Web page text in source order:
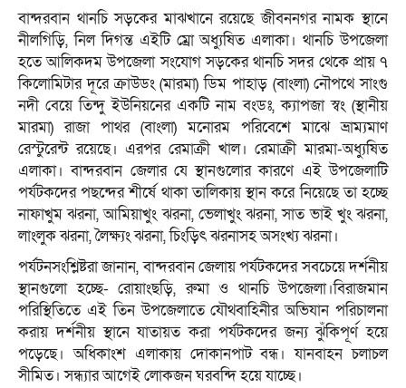
বান্দরবান থানচি সড়কের মাঝখানে রয়েছে জীবননগর নামক স্থানে
নীলগিড়ি, নিল দিগন্ত এইটি ম্রো অধ্যুষিত এলাকা। থানচি উপজেলা
হতে আলিকদম উপজেলা সংযোগ সড়কের থানচি সদর থেকে প্রায় ৭
কিলোমিটার দূরে ক্রাউডং (মারমা) ডিম পাহাড় (বাংলা) নৌপথে সাংগু
নদী বেয়ে তিন্দু ইউনিয়নের একটি নাম বংডঃ, ক্যাপজা স্বং (স্থানীয়
মারমা) রাজা পাথর (বাংলা) মনোরম পরিবেশে মাঝে ভ্রাম্যমাণ
রেস্টুরেন্ট রয়েছে। এরপর রেমাক্রী খাল। রেমাক্রী মারমা-অধ্যুষিত
এলাকা। বান্দরবান জেলার যে স্থানগুলোর কারণে এই উপজেলাটি
পর্যটকদের পছন্দের শীর্ষে থাকা তালিকায় স্থান করে নিয়েছে তা হচ্ছে
নাফাখুম ঝরনা, আমিয়াখুং ঝরনা, ভেলাখুং ঝরনা, সাত ভাই খুং ঝরনা,
লাংলুক ঝরনা, লৈক্ষ্যং ঝরনা, চিংড়িৎ ঝরনাসহ অসংখ্য ঝরনা।
পর্যটনসংশ্লিষ্টরা জানান, বান্দরবান জেলায় পর্যটকদের সবচেয়ে দর্শনীয়
স্থানগুলো হচ্ছে- রোয়াংছড়ি, রুমা ও থানচি উপজেলা।বিরাজমান
পরিস্থিতিতে এই তিন উপজেলাতে যৌথবাহিনীর অভিযান পরিচালনা
করায় দর্শনীয় স্থানে যাতায়ত করা পর্যটকদের জন্য ঝুঁকিপূর্ণ হয়ে
পড়েছে। অধিকাংশ এলাকায় দোকানপাট বন্ধ। যানবাহন চলাচল
সীমিত। সন্ধ্যার আগেই লোকজন ঘরবন্দি হয়ে যাচ্ছে।